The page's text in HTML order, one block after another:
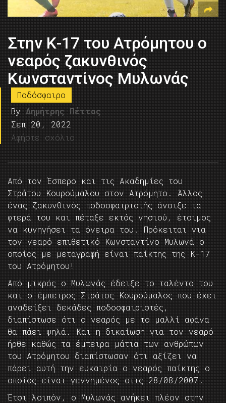
Στην Κ-17 του Ατρόμητου ο
νεαρός ζακυνθινός
Κωνσταντίνος Μυλωνάς
Ποδόσφαιρο
By Δημήτρης Πέττας
Σεπ 20, 2022
Αφήστε σχόλιο
Από τον Έσπερο και τις Ακαδημίες του
Στράτου Κουρούμαλου στον Ατρόμητο. Άλλος
ένας ζακυνθινός ποδοσφαιριστής άνοιξε τα
φτερά του και πέταξε εκτός νησιού, έτοιμος
να κυνηγήσει τα όνειρα του. Πρόκειται για
τον νεαρό επιθετικό Κωνσταντίνο Μυλωνά ο
οποίος με μεταγραφή είναι παίκτης της Κ-17
του Ατρόμητου!
Από μικρός ο Μυλωνάς έδειξε το ταλέντο του
και ο έμπειρος Στράτος Κουρούμαλος που έχει
αναδείξει δεκάδες ποδοσφαιριστές,
διαπίστωσε ότι ο νεαρός με το μαλλί αφάνα
θα πάει ψηλά. Και η δικαίωση για τον νεαρό
ήρθε καθώς τα έμπειρα μάτια των ανθρώπων
του Ατρόμητου διαπίστωσαν ότι αξίζει να
πάρει αυτή την ευκαιρία ο νεαρός παίκτης ο
οποίος είναι γεννημένος στις 28/08/2007.
Έτσι λοιπόν, ο Μυλωνάς ανήκει πλέον στην